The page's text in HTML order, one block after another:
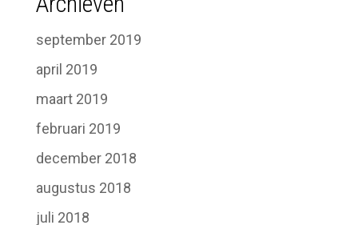
september 2019
april 2019
maart 2019
februari 2019
december 2018
augustus 2018
juli 2018